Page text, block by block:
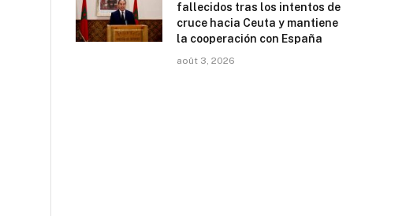
fallecidos tras los intentos de
cruce hacia Ceuta y mantiene
la cooperación con España
août 3, 2026